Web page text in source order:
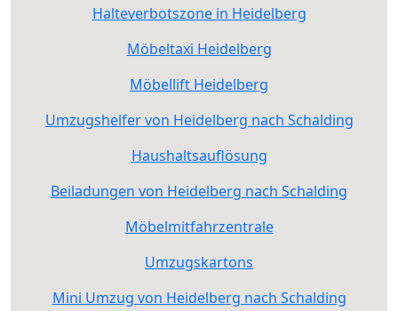
Halteverbotszone in Heidelberg
Möbeltaxi Heidelberg
Möbellift Heidelberg
Umzugshelfer von Heidelberg nach Schalding
Haushaltsauflösung
Beiladungen von Heidelberg nach Schalding
Möbelmitfahrzentrale
Umzugskartons
Mini Umzug von Heidelberg nach Schalding